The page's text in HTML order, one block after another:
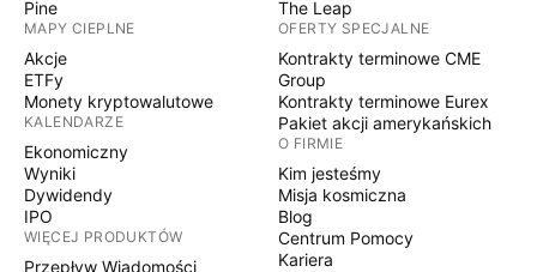
Pine
MAPY CIEPLNE
Akcje
ETFy
Monety kryptowalutowe
KALENDARZE
Ekonomiczny
Wyniki
Dywidendy
IPO
WIĘCEJ PRODUKTÓW
Przepływ Wiadomości
The Leap
OFERTY SPECJALNE
Kontrakty terminowe CME
Group
Kontrakty terminowe Eurex
Pakiet akcji amerykańskich
O FIRMIE
Kim jesteśmy
Misja kosmiczna
Blog
Centrum Pomocy
Kariera